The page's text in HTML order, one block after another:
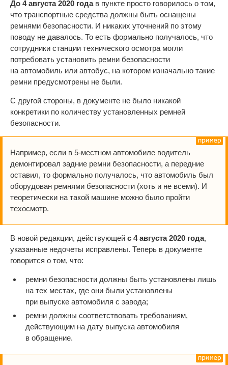
До 4 августа 2020 годав пункте просто говорилось о том,
что транспортные средства должны быть оснащены
ремнями безопасности. И никаких уточнений по этому
поводу не давалось. То есть формально получалось, что
сотрудники станции технического осмотра могли
потребовать установить ремни безопасности
на автомобиль или автобус, на котором изначально такие
ремни предусмотрены не были.
С другой стороны, в документе не было никакой
конкретики по количеству установленных ремней
безопасности.
Например, если в 5-местном автомобиле водитель
демонтировал задние ремни безопасности, а передние
оставил, то формально получалось, что автомобиль был
оборудован ремнями безопасности (хоть и не всеми). И
теоретически на такой машине можно было пройти
техосмотр.
В новой редакции, действующей с 4 августа 2020 года,
указанные недочеты исправлены. Теперь в документе
говорится о том, что:
ремни безопасности должны быть установлены лишь
на тех местах, где они были установлены
при выпуске автомобиля с завода;
ремни должны соответствовать требованиям,
действующим на дату выпуска автомобиля
в обращение.